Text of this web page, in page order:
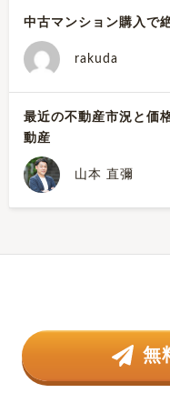
中古マンション購入で
rakuda
最近の不動産市況と価
動産
山本 直彌
無